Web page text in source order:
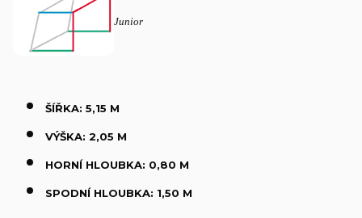
Junior
ŠÍŘKA: 5,15 M
VÝŠKA: 2,05 M
HORNÍ HLOUBKA: 0,80 M
SPODNÍ HLOUBKA: 1,50 M